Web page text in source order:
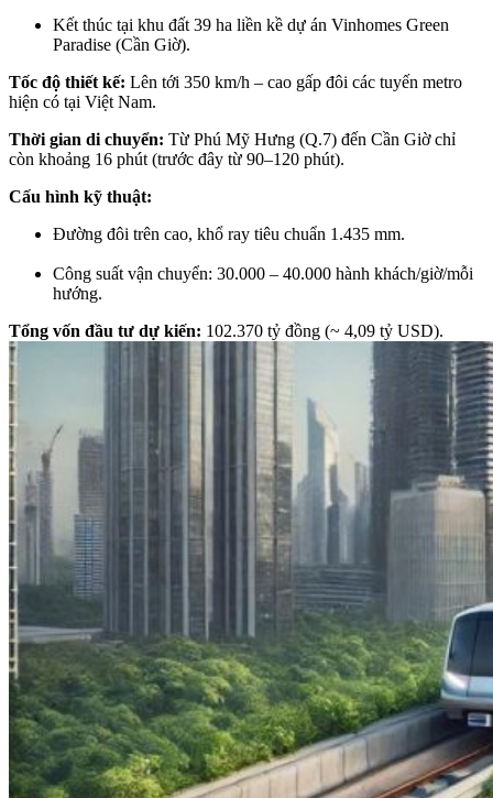
Kết thúc tại khu đất 39 ha liền kề dự án Vinhomes Green
Paradise (Cần Giờ).
Tốc độ thiết kế: Lên tới 350 km/h – cao gấp đôi các tuyến metro
hiện có tại Việt Nam.
Thời gian di chuyển: Từ Phú Mỹ Hưng (Q.7) đến Cần Giờ chỉ
còn khoảng 16 phút (trước đây từ 90–120 phút).
Cấu hình kỹ thuật:
Đường đôi trên cao, khổ ray tiêu chuẩn 1.435 mm.
Công suất vận chuyển: 30.000 – 40.000 hành khách/giờ/mỗi
hướng.
Tổng vốn đầu tư dự kiến: 102.370 tỷ đồng (~ 4,09 tỷ USD).